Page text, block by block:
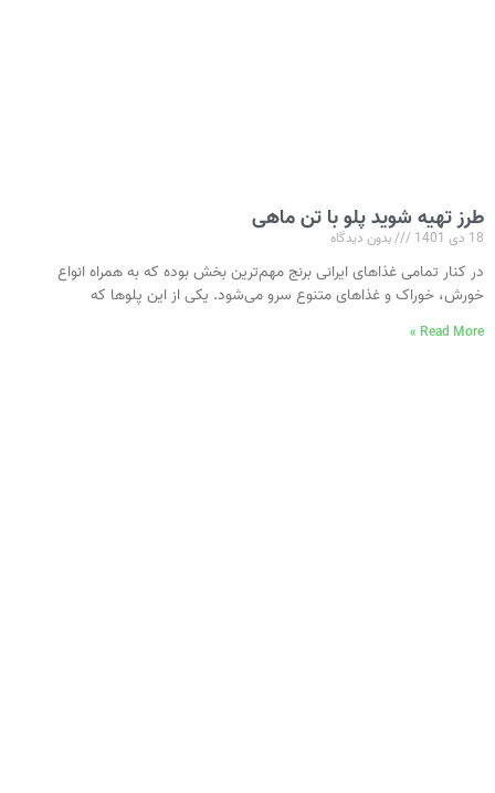
طرز تهیه شوید پلو با تن ماهی
18 دی 1401 بدون دیدگاه
در کنار تمامی غذاهای ایرانی برنج مهم‌ترین بخش بوده که به‌ همراه انواع
خورش، خوراک و غذاهای متنوع سرو می‌شود. یکی از این پلوها که
Read More »